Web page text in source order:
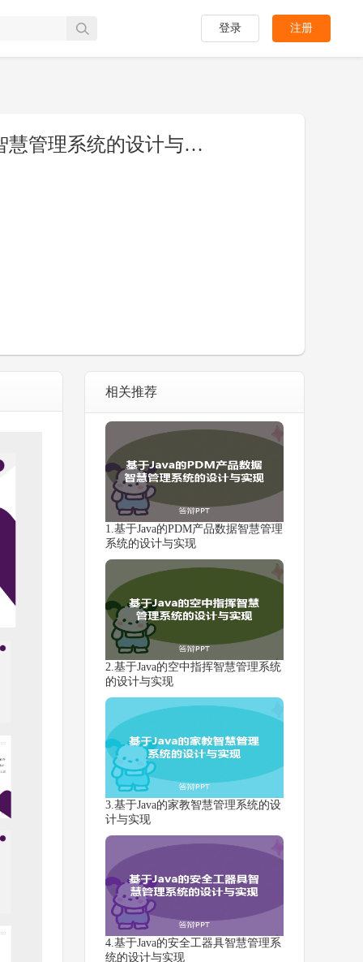
登录 注册
[PPT]基于Java的医院运营决策智慧管理系统的设计与实现
相关推荐
1.基于Java的PDM产品数据智慧管理
系统的设计与实现
2.基于Java的空中指挥智慧管理系统
的设计与实现
3.基于Java的家教智慧管理系统的设
计与实现
4.基于Java的安全工器具智慧管理系
统的设计与实现